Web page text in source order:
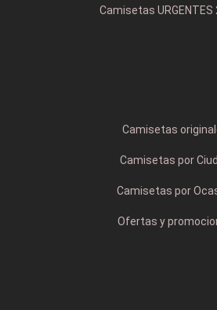
Camisetas
Camisetas
Camisetas por
Camisetas por
Ofertas y